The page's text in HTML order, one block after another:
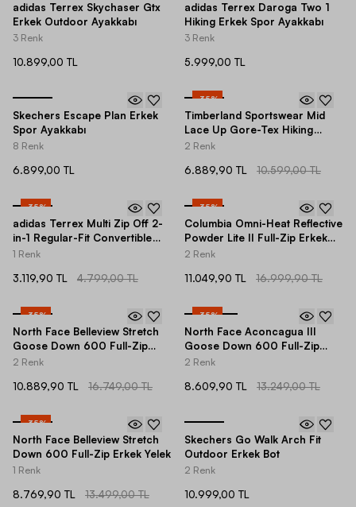
adidas Terrex Skychaser Gtx
Erkek Outdoor Ayakkabı
3 Renk
10.899,00 TL
adidas Terrex Daroga Two 1
Hiking Erkek Spor Ayakkabı
3 Renk
5.999,00 TL
Skechers Escape Plan Erkek
Spor Ayakkabı
8 Renk
6.899,00 TL
-35%
Timberland Sportswear Mid
Lace Up Gore-Tex Hiking
Erkek Bot
2 Renk
6.889,90 TL 10.599,00 TL
-35%
adidas Terrex Multi Zip Off 2-
in-1 Regular-Fit Convertible
Hiking Erkek Pantolon
1 Renk
3.119,90 TL 4.799,00 TL
-35%
Columbia Omni-Heat Reflective
Powder Lite II Full-Zip Erkek
Mont
2 Renk
11.049,90 TL 16.999,90 TL
-35%
North Face Belleview Stretch
Goose Down 600 Full-Zip
Erkek Mont
2 Renk
10.889,90 TL 16.749,00 TL
-35%
North Face Aconcagua III
Goose Down 600 Full-Zip
Hoodie Erkek Mont
2 Renk
8.609,90 TL 13.249,00 TL
-35%
North Face Belleview Stretch
Down 600 Full-Zip Erkek Yelek
1 Renk
8.769,90 TL 13.499,00 TL
Skechers Go Walk Arch Fit
Outdoor Erkek Bot
2 Renk
10.999,00 TL